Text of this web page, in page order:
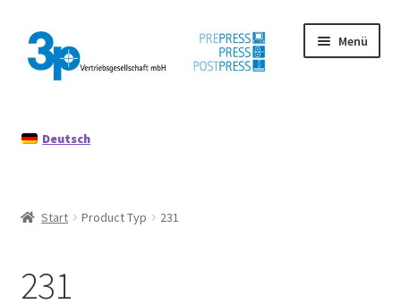
Zur
Navigation
springen
Zum
Inhalt
springen
Menü
Datenschutz
Mein Konto
Deutsch
Start Product Typ 231
231